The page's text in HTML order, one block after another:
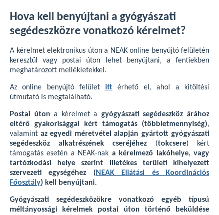
Hova kell benyújtani a gyógyászati
segédeszközre vonatkozó kérelmet?
A kérelmet elektronikus úton a NEAK online benyújtó felületén
keresztül vagy postai úton lehet benyújtani, a fentiekben
meghatározott mellékletekkel.
Az online benyújtó felület itt érhető el, ahol a kitöltési
útmutató is megtalálható.
Postai úton a kérelmet a gyógyászati segédeszköz árához
eltérő gyakorisággal kért támogatás (többletmennyiség),
valamint az egyedi méretvétel alapján gyártott gyógyászati
segédeszköz alkatrészének cseréjéhez (tokcsere) kért
támogatás esetén a NEAK-nak a kérelmező lakóhelye, vagy
tartózkodási helye szerint illetékes területi kihelyezett
szervezeti egységéhez (NEAK Ellátási és Koordinációs
Főosztály) kell benyújtani.
Gyógyászati segédeszközökre vonatkozó egyéb típusú
méltányossági kérelmek postai úton történő beküldése